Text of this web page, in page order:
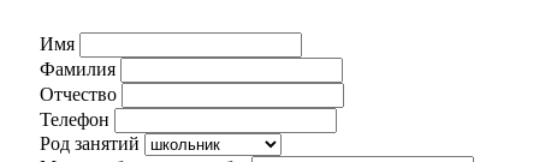
Имя
Фамилия
Отчество
Телефон
Род занятий